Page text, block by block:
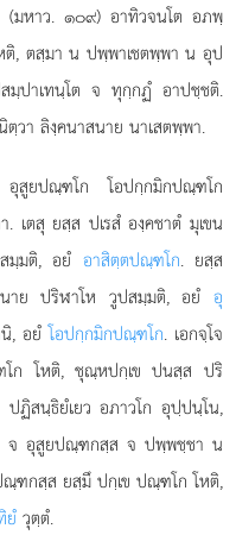
(มหาว. ๑๐๙) อาทิวจนโต อภพฺ
, ตสฺมา น ปพฺพาเชตพฺพา น อุป
มฺปาเทนฺโต จ ทุกฺกฏํ อาปชฺชติ.
วา ลิงฺคนาสนาย นาเสตพฺพา.
สูยปณฺฑโก โอปกฺกมิกปณฺฑโก
ตสุ ยสฺส ปเรสํ องฺคชาตํ มุเขน
มฺมติ, อยํ อาสิตฺตปณฺฑโก. ยสฺส
าย ปริฬาโห วูปสมฺมติ, อยํ อุ
นิ, อยํโอปกฺกมิกปณฺฑโก. เอกจฺโจ
โก โหติ, ชุณฺหปกฺเข ปนสฺส ปริ
ฏิสนฺธิยํเยว อภาวโก อุปฺปนฺโน,
จ อุสูยปณฺฑกสฺส จ ปพฺพชฺชา น
ณฺฑกสฺส ยสฺมึ ปกฺเข ปณฺฑโก โหติ,
ยํ วุตฺตํ.